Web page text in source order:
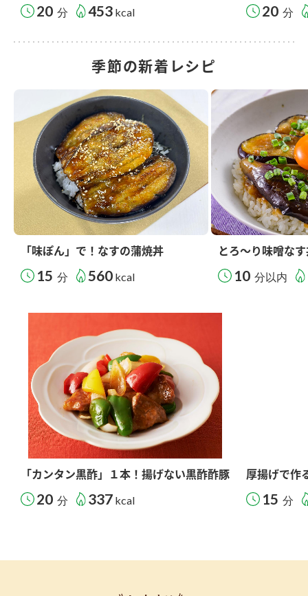
20 分 453 kcal 20 分
季節の新着レシピ
「味ぽん」で！なすの蒲焼丼
15 分 560 kcal
とろ～り味噌な
10 分以内
「カンタン黒酢」１本！揚げない黒酢酢豚
20 分 337 kcal
厚揚げで作
15 分